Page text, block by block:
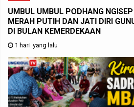
UMBUL UMBUL PODHANG
MERAH PUTIH DAN JATI DIRI
DI BULAN KEMERDEKAAN
1 hari yang lalu